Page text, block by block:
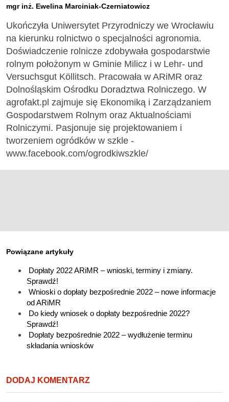
mgr inż. Ewelina Marciniak-Czerniatowicz
Ukończyła Uniwersytet Przyrodniczy we Wrocławiu
na kierunku rolnictwo o specjalności agronomia.
Doświadczenie rolnicze zdobywała gospodarstwie
rolnym położonym w Gminie Milicz i w Lehr- und
Versuchsgut Köllitsch. Pracowała w ARiMR oraz
Dolnośląskim Ośrodku Doradztwa Rolniczego. W
agrofakt.pl zajmuje się Ekonomiką i Zarządzaniem
Gospodarstwem Rolnym oraz Aktualnościami
Rolniczymi. Pasjonuje się projektowaniem i
tworzeniem ogródków w szkle -
www.facebook.com/ogrodkiwszkle/
Powiązane artykuły
Dopłaty 2022 ARiMR – wnioski, terminy i zmiany.
Sprawdź!
Wnioski o dopłaty bezpośrednie 2022 – nowe informacje
od ARiMR
Do kiedy wniosek o dopłaty bezpośrednie 2022?
Sprawdź!
Dopłaty bezpośrednie 2022 – wydłużenie terminu
składania wniosków
DODAJ KOMENTARZ